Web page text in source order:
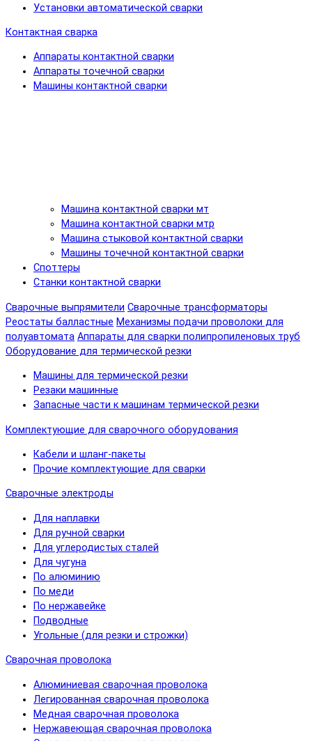
Установки автоматической сварки
Контактная сварка
Аппараты контактной сварки
Аппараты точечной сварки
Машины контактной сварки
Машина контактной сварки мт
Машина контактной сварки мтр
Машина стыковой контактной сварки
Машины точечной контактной сварки
Споттеры
Станки контактной сварки
Сварочные выпрямители Сварочные трансформаторы
Реостаты балластные Механизмы подачи проволоки для
полуавтомата Аппараты для сварки полипропиленовых труб
Оборудование для термической резки
Машины для термической резки
Резаки машинные
Запасные части к машинам термической резки
Комплектующие для сварочного оборудования
Кабели и шланг-пакеты
Прочие комплектующие для сварки
Сварочные электроды
Для наплавки
Для ручной сварки
Для углеродистых сталей
Для чугуна
По алюминию
По меди
По нержавейке
Подводные
Угольные (для резки и строжки)
Сварочная проволока
Алюминиевая сварочная проволока
Легированная сварочная проволока
Медная сварочная проволока
Нержавеющая сварочная проволока